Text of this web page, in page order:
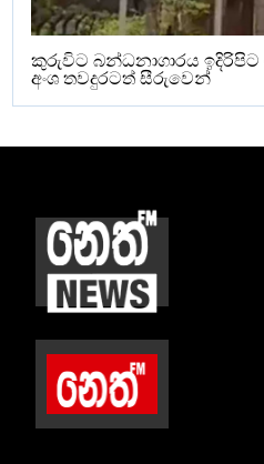
කුරුවිට බන්ධනාගාරය ඉදිරිපිට
අංශ තවදුරටත් සීරුවෙන්